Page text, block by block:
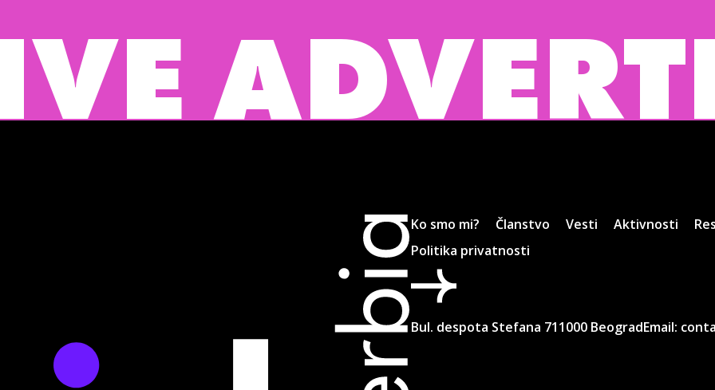
Ko smo mi? Članstvo Vesti Aktivnosti
Politika privatnosti
Bul. despota Stefana 711000 BeogradEmail: